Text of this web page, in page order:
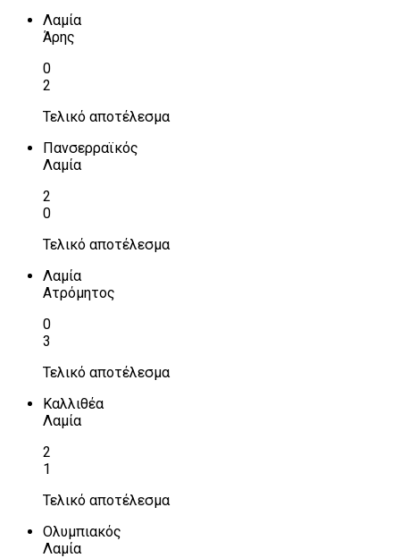
Λαμία
Άρης
0
2
Τελικό αποτέλεσμα
Πανσερραϊκός
Λαμία
2
0
Τελικό αποτέλεσμα
Λαμία
Ατρόμητος
0
3
Τελικό αποτέλεσμα
Καλλιθέα
Λαμία
2
1
Τελικό αποτέλεσμα
Ολυμπιακός
Λαμία